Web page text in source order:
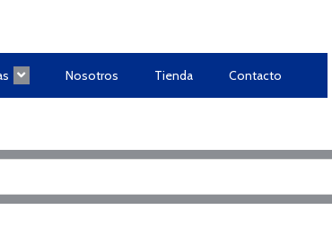
Nosotros Tienda Contacto